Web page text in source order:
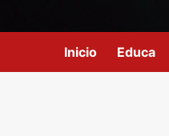
Inicio Educa